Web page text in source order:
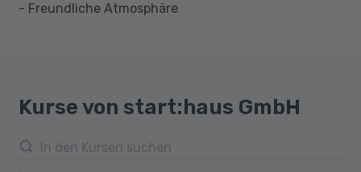
- Freundliche Atmosphäre
Kurse von start:haus GmbH